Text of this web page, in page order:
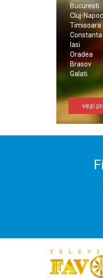
Bucuresti
Cluj-
Timisoara
Constanta
Iasi
Oradea
Brasov
Galati
vezi